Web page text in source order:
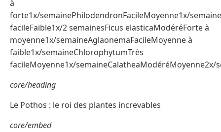
à
forte1x/semainePhilodendronFacileMoyenne1x/
facileFaible1x/2 semainesFicus elasticaModéréForte à
moyenne1x/semaineAglaonemaFacileMoyenne à
faible1x/semaineChlorophytumTrès
facileMoyenne1x/semaineCalatheaModéréMoyenne2x/
core/heading
Le Pothos : le roi des plantes increvables
core/embed